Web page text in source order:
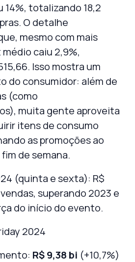
14%, totalizando 18,2
O detalhe
mesmo com mais
caiu 2,9%,
Isso mostra um
do consumidor: além de
(como
muita gente aproveita
itens de consumo
as promoções ao
de semana.
(quinta e sexta): R$
superando 2023 e
do início do evento.
2024
R$ 9,38 bi (+10,7%)